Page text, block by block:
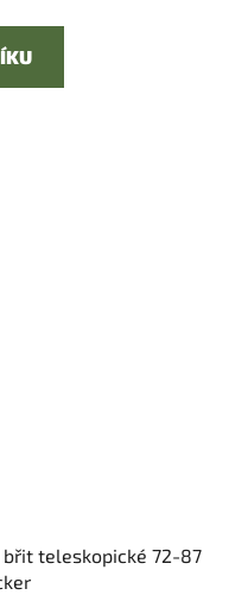
teleskopické 72-87